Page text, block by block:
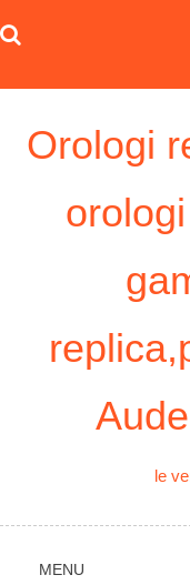
to
Orologi
le
MENU